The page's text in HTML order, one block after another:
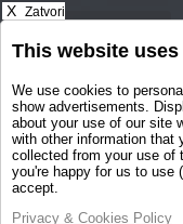
X Zatvori